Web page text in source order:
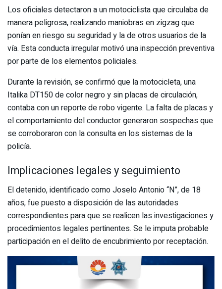
Los oficiales detectaron a un motociclista que circulaba de
manera peligrosa, realizando maniobras en zigzag que
ponían en riesgo su seguridad y la de otros usuarios de la
vía. Esta conducta irregular motivó una inspección preventiva
por parte de los elementos policiales.
Durante la revisión, se confirmó que la motocicleta, una
Italika DT150 de color negro y sin placas de circulación,
contaba con un reporte de robo vigente. La falta de placas y
el comportamiento del conductor generaron sospechas que
se corroboraron con la consulta en los sistemas de la
policía.
Implicaciones legales y seguimiento
El detenido, identificado como Joselo Antonio “N”, de 18
años, fue puesto a disposición de las autoridades
correspondientes para que se realicen las investigaciones y
procedimientos legales pertinentes. Se le imputa probable
participación en el delito de encubrimiento por receptación.